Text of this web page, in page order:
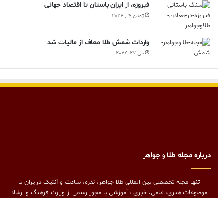
فیروزه، از ایران باستان تا اقتصاد جهانی
ژوئن 26, 2024
واردات شمش طلا معاف از مالیات شد
می 27, 2024
درباره مجله طلا و جواهر
تنها مجله تخصصی بین المللی طلا جواهر، نقره، ساعت و آنتیک درایران با
موضوعات هنری، علمی، خبری ، آموزشی با مجوز رسمی از وزارت فرهنگ و ارشاد